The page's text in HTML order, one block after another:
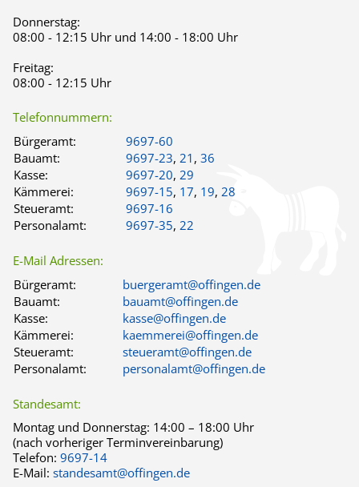
Donnerstag:
08:00 - 12:15 Uhr und 14:00 - 18:00 Uhr
Freitag:
08:00 - 12:15 Uhr
Telefonnummern:
Bürgeramt:
9697-60
Bauamt:
9697-23, 21 , 36
Kasse:
9697-20, 29
Kämmerei:
9697-15, 17, 19, 28
Steueramt:
9697-16
Personalamt:
9697-35, 22
E-Mail Adressen:
Bürgeramt:
buergeramt@offingen.de
Bauamt:
bauamt@offingen.de
Kasse:
kasse@offingen.de
Kämmerei:
kaemmerei@offingen.de
Steueramt:
steueramt@offingen.de
Personalamt:
personalamt@offingen.de
Standesamt:
Montag und Donnerstag: 14:00 – 18:00 Uhr
(nach vorheriger Terminvereinbarung)
Telefon: 9697-14
E-Mail: standesamt@offingen.de